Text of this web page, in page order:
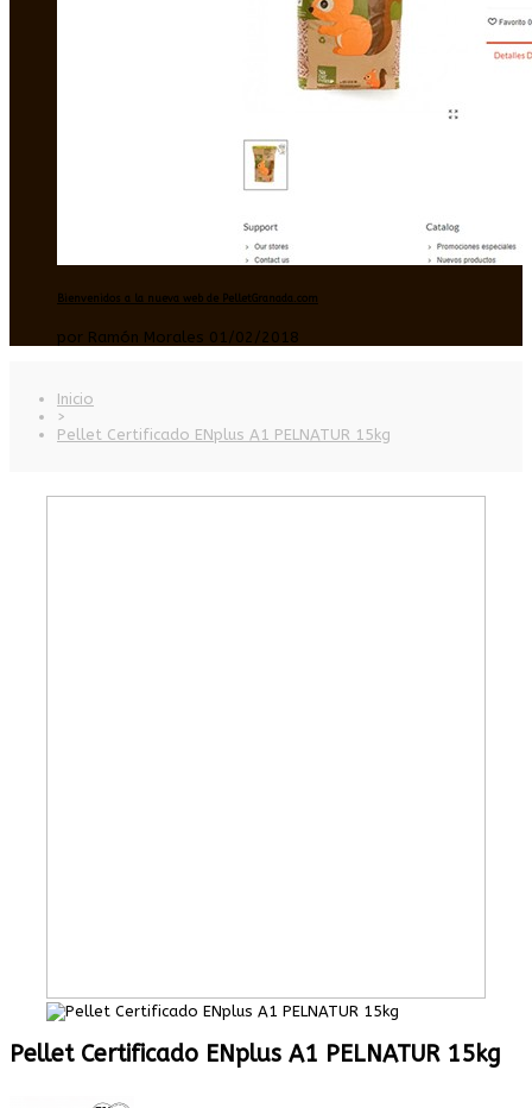
Bienvenidos a la nueva web de PelletGranada.com
por Ramón Morales 01/02/2018
Inicio
>
Pellet Certificado ENplus A1 PELNATUR 15kg
Pellet Certificado ENplus A1 PELNATUR 15kg